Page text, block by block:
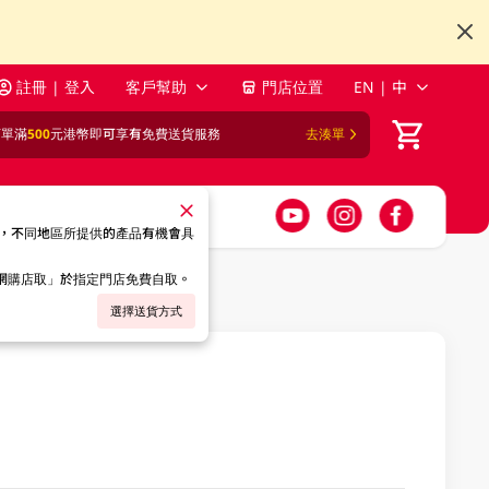
註冊 | 登入 客戶幫助 門店位置 EN | 中
滿500元港幣即可享有免費送貨服務 去湊單
不同地區所提供的產品有機會具
購店取」於指定門店免費自取。
選擇送貨方式